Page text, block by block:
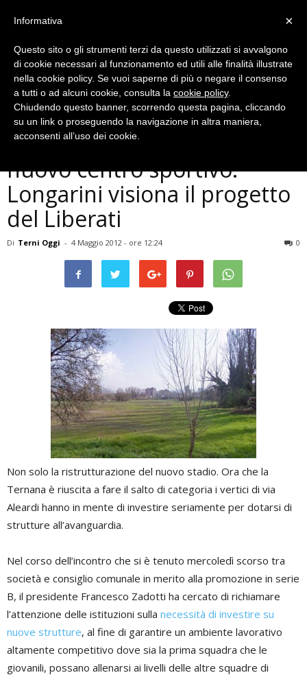
Ternana
Ternana: all’orizzonte un
nuovo centro sportivo.
Longarini visiona il progetto
del Liberati
Di Terni Oggi - 4 Maggio 2012 - ore 12:24 0
Non solo la ristrutturazione del nuovo stadio. Ora che la
Ternana è riuscita a fare il salto di categoria i vertici di via
Aleardi hanno in mente di investire seriamente per dotarsi di
strutture all’avanguardia.
Nel corso dell’incontro che si è tenuto mercoledì scorso tra
società e consiglio comunale in merito alla promozione in serie
B, il presidente Francesco Zadotti ha cercato di richiamare
l’attenzione delle istituzioni sulla necessità di investire su
nuove strutture, al fine di garantire un ambiente lavorativo
altamente competitivo dove sia la prima squadra che le
giovanili, possano allenarsi ai livelli delle altre squadre di
×
Informativa
Questo sito o gli strumenti terzi da questo utilizzati si avvalgono
di cookie necessari al funzionamento ed utili alle finalità illustrate
nella cookie policy. Se vuoi saperne di più o negare il consenso
a tutti o ad alcuni cookie, consulta la cookie policy.
Chiudendo questo banner, scorrendo questa pagina, cliccando
su un link o proseguendo la navigazione in altra maniera,
acconsenti all’uso dei cookie.